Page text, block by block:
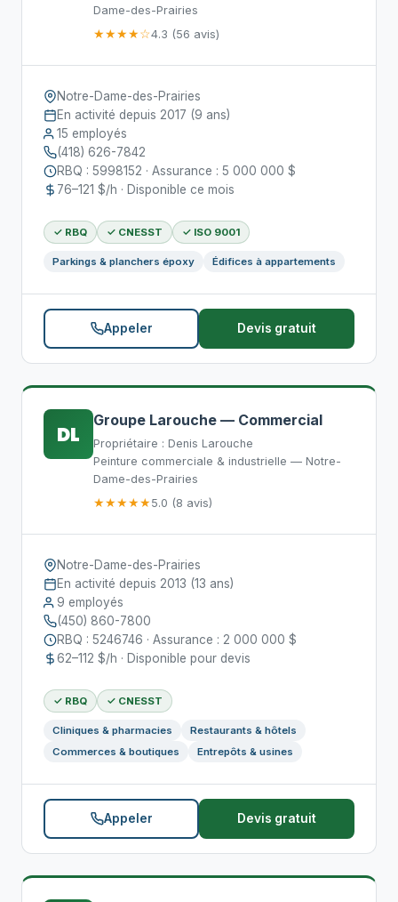
Dame-des-Prairies
★★★★☆4.3 (56 avis)
Notre-Dame-des-Prairies
En activité depuis 2017 (9 ans)
15 employés
(418) 626-7842
RBQ : 5998152 · Assurance : 5 000 000 $
76–121 $/h · Disponible ce mois
✓ RBQ ✓ CNESST ✓ ISO 9001
Parkings & planchers époxy Édifices à appartements
Appeler Devis gratuit
DL
Groupe Larouche — Commercial
Propriétaire : Denis Larouche
Peinture commerciale & industrielle — Notre-
Dame-des-Prairies
★★★★★5.0 (8 avis)
Notre-Dame-des-Prairies
En activité depuis 2013 (13 ans)
9 employés
(450) 860-7800
RBQ : 5246746 · Assurance : 2 000 000 $
62–112 $/h · Disponible pour devis
✓ RBQ ✓ CNESST
Cliniques & pharmacies
Restaurants & hôtels
Commerces & boutiques
Entrepôts & usines
Appeler Devis gratuit